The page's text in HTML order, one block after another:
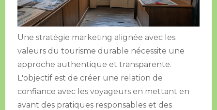
Une stratégie marketing alignée avec les
valeurs du tourisme durable nécessite une
approche authentique et transparente.
L'objectif est de créer une relation de
confiance avec les voyageurs en mettant en
avant des pratiques responsables et des